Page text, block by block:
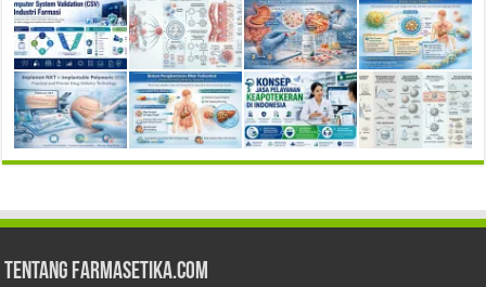
Tentang Farmasetika.com